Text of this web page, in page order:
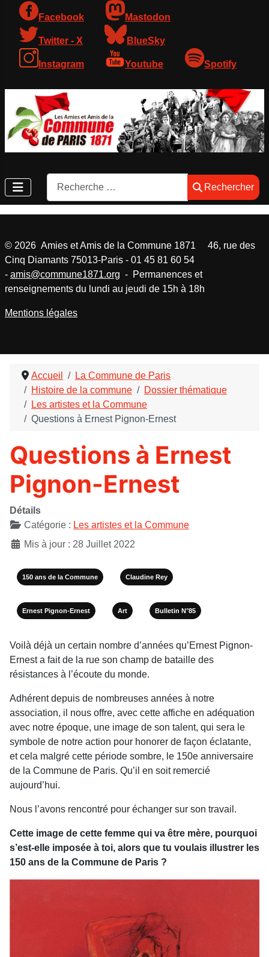
Facebook Mastodon
Twitter - X BlueSky
Instagram Youtube Spotify
Rechercher
Rechercher
Accueil
La Commune de Paris
Histoire de la commune
Dossier thématique
Les artistes et la Commune
Questions à Ernest Pignon-Ernest
Questions à Ernest
Pignon-Ernest
Détails
Catégorie : Les artistes et la Commune
Mis à jour : 28 Juillet 2022
150 ans de la Commune Claudine Rey
Ernest Pignon-Ernest Art Bulletin N°85
Voilà déjà un certain nombre d’années qu’Ernest Pignon-
Ernest a fait de la rue son champ de bataille des
résistances à l’écoute du monde.
Adhérent depuis de nombreuses années à notre
association, il nous offre, avec cette affiche en adéquation
avec notre époque, une image de son talent, qui sera le
symbole de notre action pour honorer de façon éclatante,
et cela malgré cette période sombre, le 150e anniversaire
de la Commune de Paris. Qu’il en soit remercié
aujourd’hui.
Nous l’avons rencontré pour échanger sur son travail.
Cette image de cette femme qui va être mère, pourquoi
s’est-elle imposée à toi, alors que tu voulais illustrer les
150 ans de la Commune de Paris ?
© 2026 Amies et Amis de la Commune 1871 46, rue des
Cinq Diamants 75013-Paris - 01 45 81 60 54
- amis@commune1871.org - Permanences et
renseignements du lundi au jeudi de 15h à 18h
Mentions légales